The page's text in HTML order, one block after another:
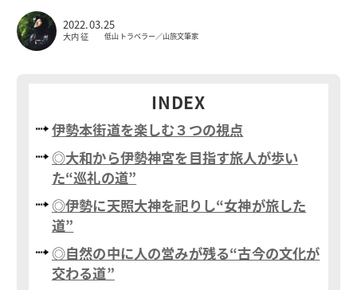
2022.03.25
大内 征 低山トラベラー／山旅文筆家
INDEX
伊勢本街道を楽しむ３つの視点
◎大和から伊勢神宮を目指す旅人が歩い
た“巡礼の道”
◎伊勢に天照大神を祀りし“女神が旅した
道”
◎自然の中に人の営みが残る“古今の文化が
交わる道”